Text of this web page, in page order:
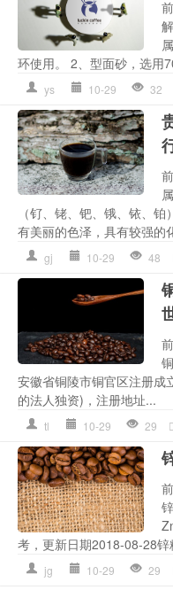
环使用。 2、型面砂，选用
ys 10-29 32
（钌、铑、钯、锇、铱、
有美丽的色泽，具有较强的
gj 10-29 48
安徽省铜陵市铜官区注册成
的法人独资)，注册地址...
tl 10-29 29
考，更新日期2018-08-28
jg 10-29 29